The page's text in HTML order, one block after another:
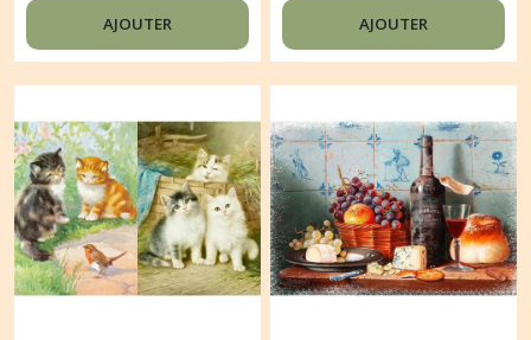
AJOUTER AJOUTER